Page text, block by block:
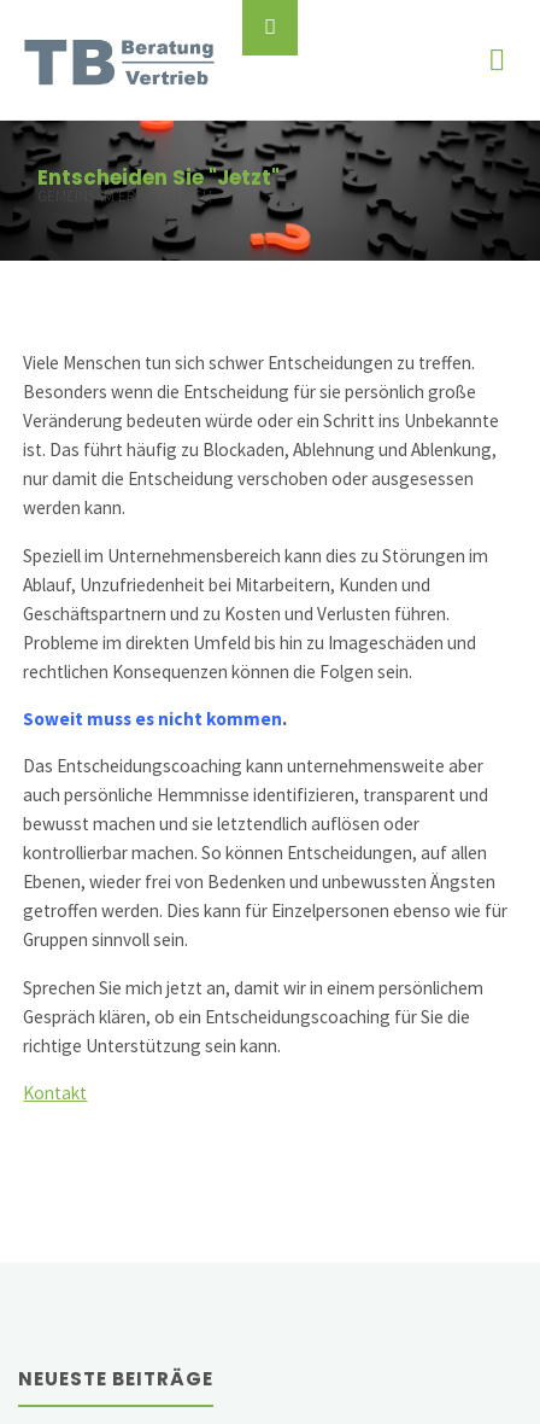
Entscheiden Sie "Jetzt"
GEMEINSAM ERFOLGREICH
Viele Menschen tun sich schwer Entscheidungen zu treffen.
Besonders wenn die Entscheidung für sie persönlich große
Veränderung bedeuten würde oder ein Schritt ins Unbekannte
ist. Das führt häufig zu Blockaden, Ablehnung und Ablenkung,
nur damit die Entscheidung verschoben oder ausgesessen
werden kann.
Speziell im Unternehmensbereich kann dies zu Störungen im
Ablauf, Unzufriedenheit bei Mitarbeitern, Kunden und
Geschäftspartnern und zu Kosten und Verlusten führen.
Probleme im direkten Umfeld bis hin zu Imageschäden und
rechtlichen Konsequenzen können die Folgen sein.
Soweit muss es nicht kommen.
Das Entscheidungscoaching kann unternehmensweite aber
auch persönliche Hemmnisse identifizieren, transparent und
bewusst machen und sie letztendlich auflösen oder
kontrollierbar machen. So können Entscheidungen, auf allen
Ebenen, wieder frei von Bedenken und unbewussten Ängsten
getroffen werden. Dies kann für Einzelpersonen ebenso wie für
Gruppen sinnvoll sein.
Sprechen Sie mich jetzt an, damit wir in einem persönlichem
Gespräch klären, ob ein Entscheidungscoaching für Sie die
richtige Unterstützung sein kann.
Kontakt
NEUESTE BEITRÄGE
Back